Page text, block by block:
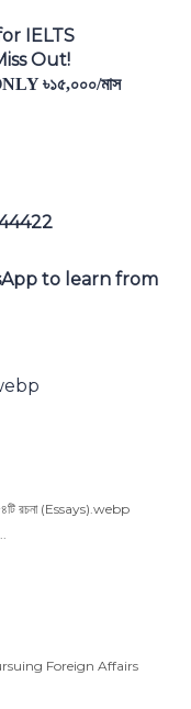
IELTS
Out!
৳১৫,০০০/মাস
to learn from